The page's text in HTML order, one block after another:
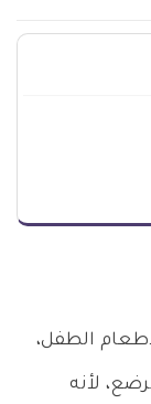
الطفل،
لأنه